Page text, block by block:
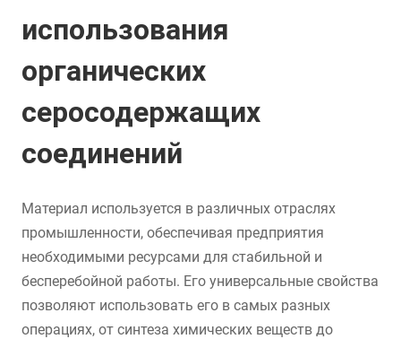
использования
органических
серосодержащих
соединений
Материал используется в различных отраслях
промышленности, обеспечивая предприятия
необходимыми ресурсами для стабильной и
бесперебойной работы. Его универсальные свойства
позволяют использовать его в самых разных
операциях, от синтеза химических веществ до